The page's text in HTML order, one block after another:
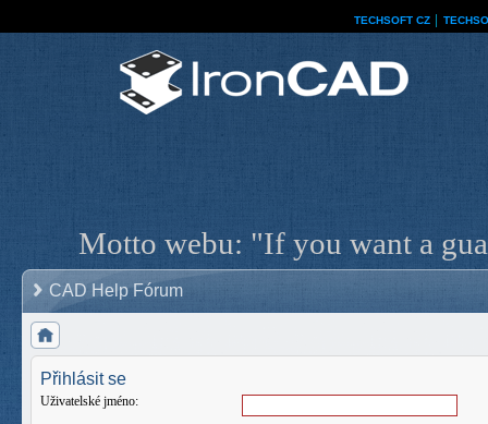
TECHSOFT CZ
Motto webu: "If you want a
CAD Help Fórum
Přihlásit se
Uživatelské jméno: